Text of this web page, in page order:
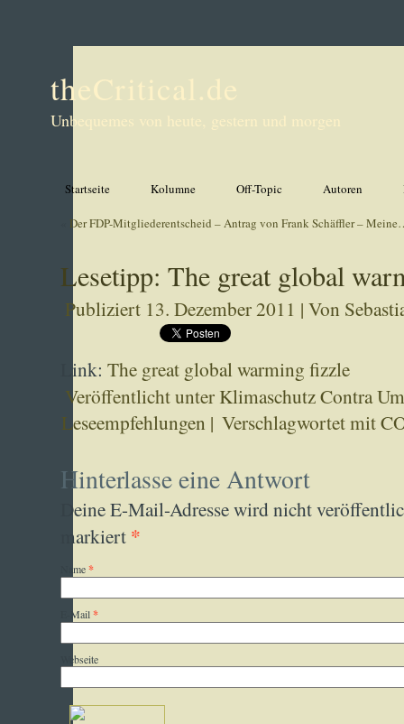
theCritical.de
Unbequemes von heute, gestern und morgen
Startseite Kolumne Off-Topic Autoren
Der FDP-Mitgliederentscheid – Antrag von Frank Schäffler –
Lesetipp: The great global
Publiziert 13. Dezember 2011 | Von
Link: The great global warming fizzle
Veröffentlicht unter Klimaschutz Contra
Leseempfehlungen | Verschlagwortet mit
Hinterlasse eine Antwort
Deine E-Mail-Adresse wird nicht
markiert *
Name*
E-Mail*
Webseite